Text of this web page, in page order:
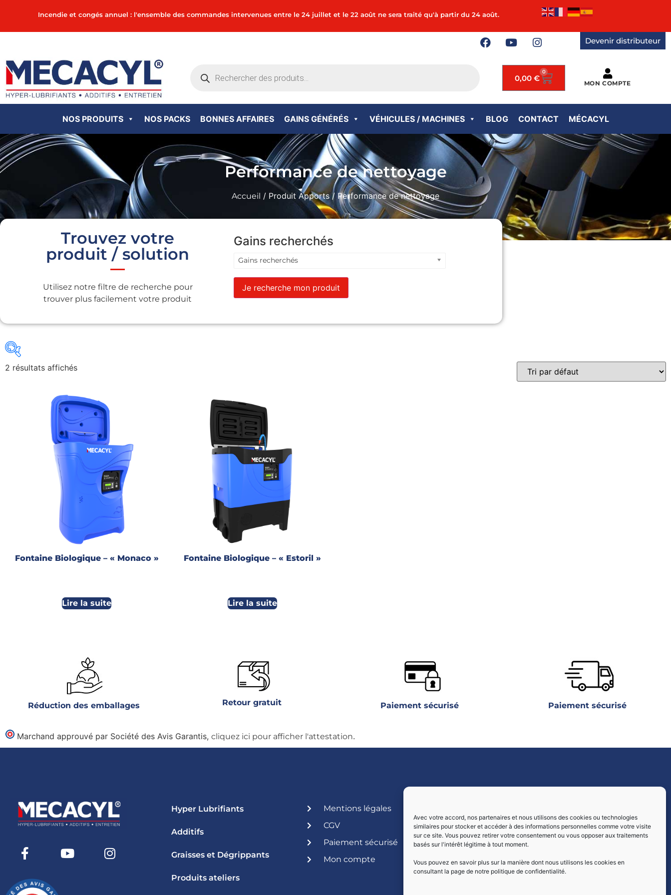
Avec votre accord, nos partenaires et nous utilisons des cookies ou technologies
similaires pour stocker et accéder à des informations personnelles comme votre visite
sur ce site. Vous pouvez retirer votre consentement ou vous opposer aux traitements
basés sur l'intérêt légitime à tout moment.
Vous pouvez en savoir plus sur la manière dont nous utilisons les cookies en
consultant la page de notre politique de confidentialité.
Incendie et congés annuel : l'ensemble des commandes intervenues entre le 24 juillet et le 22 août ne sera traité qu'à partir du 24 août.
Devenir distributeur
0,00€
0
MON COMPTE
NOS PRODUITS NOS PACKS BONNES AFFAIRES GAINS GÉNÉRÉS VÉHICULES / MACHINES BLOG CONTACT MÉCACYL
Performance de nettoyage
Accueil / Produit Apports / Performance de nettoyage
Trouvez votre
produit / solution
Utilisez notre filtre de recherche pour
trouver plus facilement votre produit
Gains recherchés
Gains recherchés
Je recherche mon produit
Gains recherchés
2 résultats affichés
Fontaine Biologique – « Monaco »
Lire la suite
Fontaine Biologique – « Estoril »
Lire la suite
Réduction des emballages Retour gratuit Paiement sécurisé Paiement sécurisé
Marchand approuvé par Société des Avis Garantis, cliquez ici pour afficher l'attestation.
Hyper Lubrifiants
Additifs
Graisses et Dégrippants
Produits ateliers
Mentions légales
CGV
Paiement sécurisé
Mon compte
Paiement sécurisé